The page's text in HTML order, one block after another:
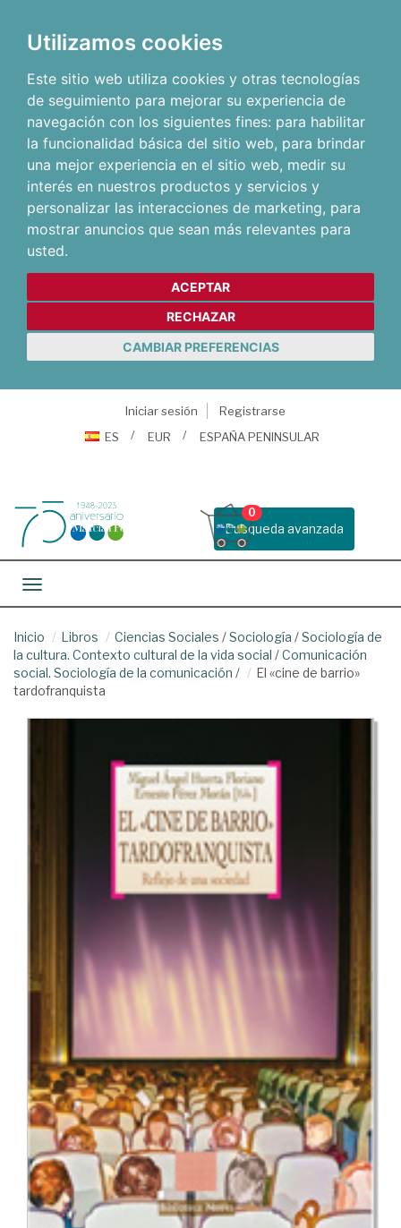
Utilizamos cookies
Este sitio web utiliza cookies y otras tecnologías
de seguimiento para mejorar su experiencia de
navegación con los siguientes fines: para habilitar
la funcionalidad básica del sitio web, para brindar
una mejor experiencia en el sitio web, medir su
interés en nuestros productos y servicios y
personalizar las interacciones de marketing, para
mostrar anuncios que sean más relevantes para
usted.
ACEPTAR
RECHAZAR
CAMBIAR PREFERENCIAS
Iniciar sesión
Registrarse
ES
EUR ESPAÑA PENINSULAR
Busqueda avanzada
0
Toggle navigation
Inicio Libros Ciencias Sociales /Sociología /Sociología de
la cultura. Contexto cultural de la vida social /Comunicación
social. Sociología de la comunicación /
El «cine de barrio»
tardofranquista